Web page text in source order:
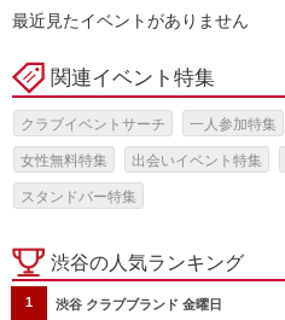
最近見たイベントがありません
関連イベント特集
クラブイベントサーチ 一人参加特集
女性無料特集 出会いイベント特集
スタンドバー特集
渋谷の人気ランキング
1 渋谷 クラブブランド 金曜日